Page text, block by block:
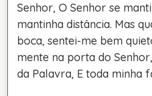
Senhor, O Senhor se
mantinha distância. Mas
boca, sentei-me bem
mente na porta do
da Palavra, E toda minha